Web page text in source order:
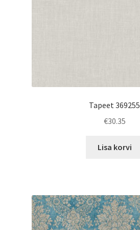
Tapeet 369255
€30.35
Lisa korvi